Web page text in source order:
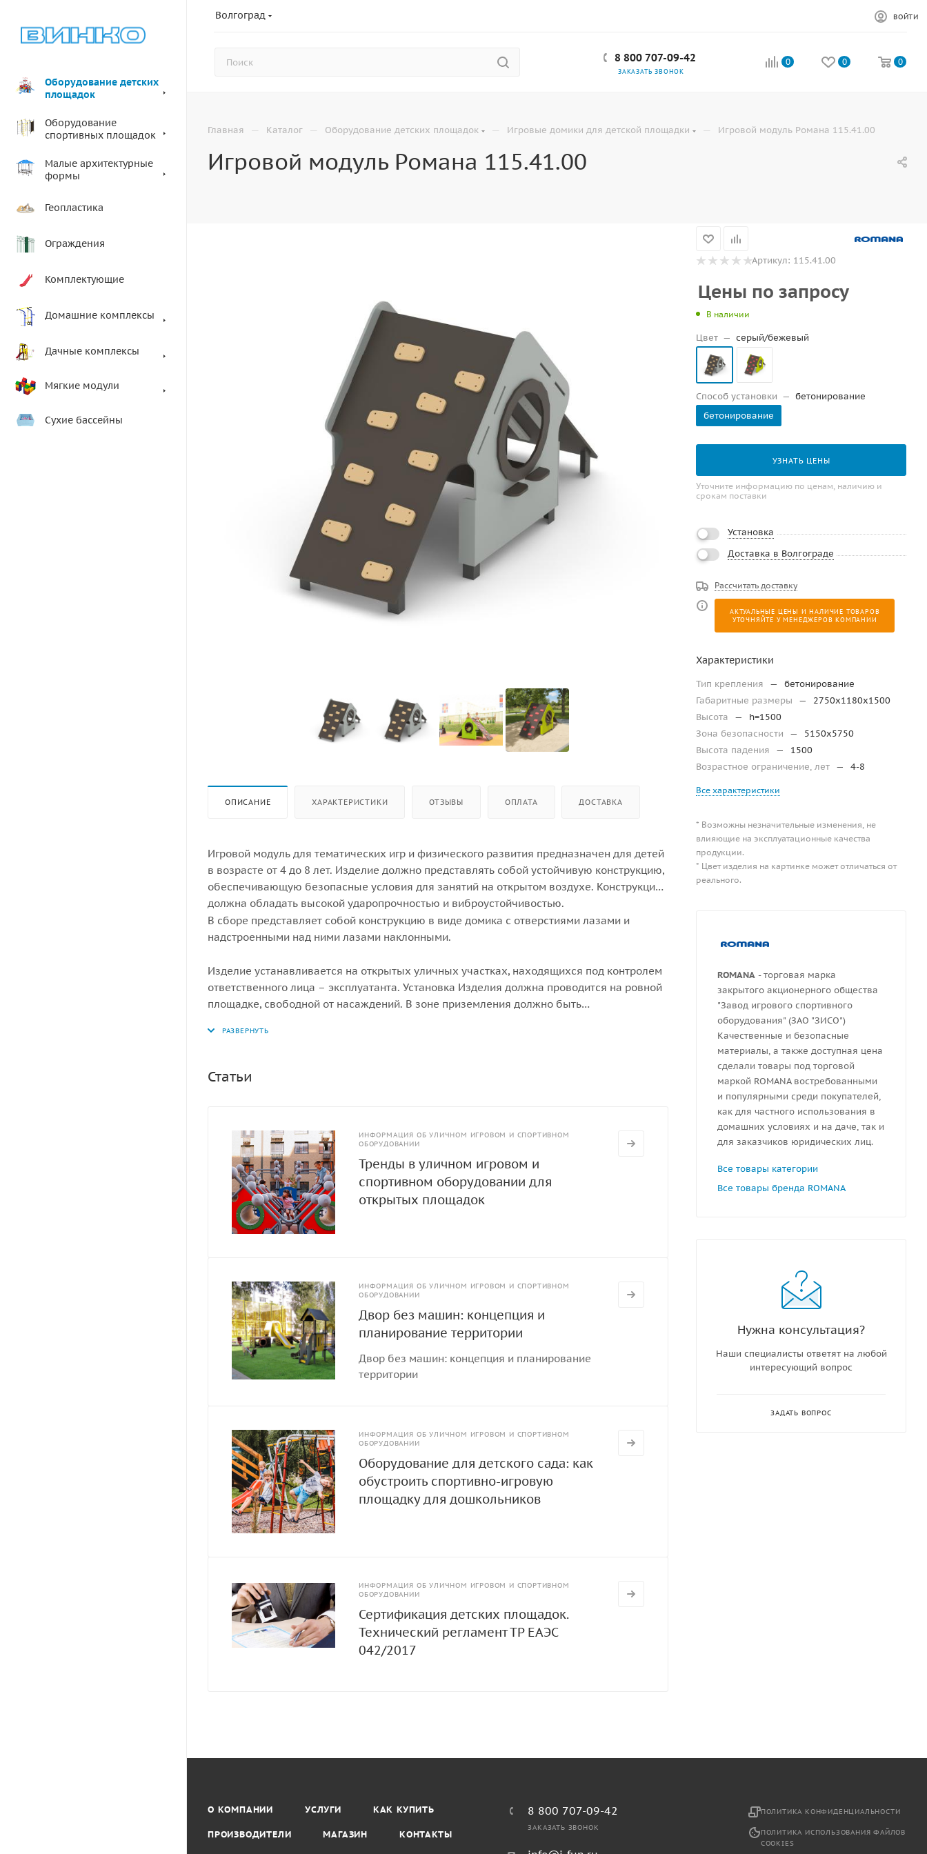
Волгоград ВОЙТИ
8 800 707-09-42
ЗАКАЗАТЬ ЗВОНОК
0 0 0
Оборудование детских
площадок
Оборудование
спортивных площадок
Малые архитектурные
формы
Геопластика
Ограждения
Комплектующие
Домашние комплексы
Дачные комплексы
Мягкие модули
Сухие бассейны
Главная — Каталог — Оборудование детских площадок — Игровые домики для детской площадки — Игровой модуль Романа 115.41.00
Игровой модуль Романа 115.41.00
ОПИСАНИЕ ХАРАКТЕРИСТИКИ ОТЗЫВЫ ОПЛАТА ДОСТАВКА
Игровой модуль для тематических игр и физического развития предназначен для детей
в возрасте от 4 до 8 лет. Изделие должно представлять собой устойчивую конструкцию,
обеспечивающую безопасные условия для занятий на открытом воздухе. Конструкция
должна обладать высокой ударопрочностью и виброустойчивостью.
В сборе представляет собой конструкцию в виде домика с отверстиями лазами и
надстроенными над ними лазами наклонными.
Изделие устанавливается на открытых уличных участках, находящихся под контролем
ответственного лица – эксплуатанта. Установка Изделия должна проводится на ровной
площадке, свободной от насаждений. В зоне приземления должно быть
мм.
Статьи
ИНФОРМАЦИЯ ОБ УЛИЧНОМ ИГРОВОМ И СПОРТИВНОМ
ОБОРУДОВАНИИ
Тренды в уличном игровом и
спортивном оборудовании для
открытых площадок
ИНФОРМАЦИЯ ОБ УЛИЧНОМ ИГРОВОМ И СПОРТИВНОМ
ОБОРУДОВАНИИ
Двор без машин: концепция и
планирование территории
Двор без машин: концепция и планирование
территории
ИНФОРМАЦИЯ ОБ УЛИЧНОМ ИГРОВОМ И СПОРТИВНОМ
ОБОРУДОВАНИИ
Оборудование для детского сада: как
обустроить спортивно-игровую
площадку для дошкольников
ИНФОРМАЦИЯ ОБ УЛИЧНОМ ИГРОВОМ И СПОРТИВНОМ
ОБОРУДОВАНИИ
Сертификация детских площадок.
Технический регламент ТР ЕАЭС
042/2017
Артикул: 115.41.00
Цены по запросу
В наличии
Цвет — серый/бежевый
Способ установки — бетонирование
бетонирование
УЗНАТЬ ЦЕНЫ
Уточните информацию по ценам, наличию и
срокам поставки
Установка
Доставка в Волгограде
Рассчитать доставку
АКТУАЛЬНЫЕ ЦЕНЫ И НАЛИЧИЕ ТОВАРОВ
УТОЧНЯЙТЕ У МЕНЕДЖЕРОВ КОМПАНИИ
Характеристики
Тип крепления —
бетонирование
Габаритные размеры
—
2750x1180x1500
Высота
—
h=1500
Зона безопасности
—
5150х5750
Высота падения
—
1500
Возрастное ограничение, лет — 4-8
Все характеристики
* Возможны незначительные изменения, не
влияющие на эксплуатационные качества
продукции.
* Цвет изделия на картинке может отличаться от
реального.
ROMANA - торговая марка
закрытого акционерного общества
"Завод игрового спортивного
оборудования" (ЗАО "ЗИСО")
Качественные и безопасные
материалы, а также доступная цена
сделали товары под торговой
маркой ROMANA востребованными
и популярными среди покупателей,
как для частного использования в
домашних условиях и на даче, так и
для заказчиков юридических лиц.
Все товары категории
Все товары бренда ROMANA
Нужна консультация?
Наши специалисты ответят на любой
интересующий вопрос
ЗАДАТЬ ВОПРОС
О КОМПАНИИ УСЛУГИ КАК КУПИТЬ
ПРОИЗВОДИТЕЛИ МАГАЗИН КОНТАКТЫ
8 800 707-09-42
ЗАКАЗАТЬ ЗВОНОК
ПОЛИТИКА КОНФИДЕНЦИАЛЬНОСТИ
ПОЛИТИКА ИСПОЛЬЗОВАНИЯ ФАЙЛОВ
COOKIES